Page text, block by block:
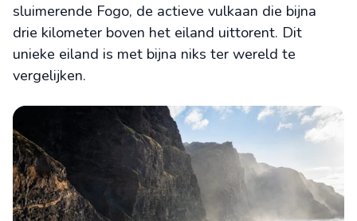
sluimerende Fogo, de actieve vulkaan die bijna
drie kilometer boven het eiland uittorent. Dit
unieke eiland is met bijna niks ter wereld te
vergelijken.